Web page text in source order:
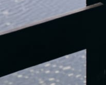
enquanto isso, dê uma
Running para começar a correr!